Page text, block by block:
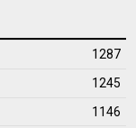
1287
1245
1146